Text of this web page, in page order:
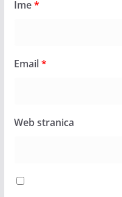
Ime*
Email*
Web stranica